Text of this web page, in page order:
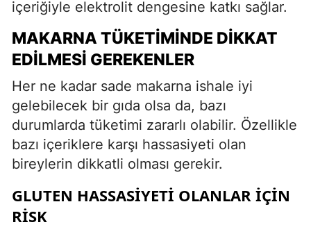
içeriğiyle elektrolit dengesine katkı sağlar.
MAKARNA TÜKETIMINDE DIKKAT
EDILMESI GEREKENLER
Her ne kadar sade makarna ishale iyi
gelebilecek bir gıda olsa da, bazı
durumlarda tüketimi zararlı olabilir. Özellikle
bazı içeriklere karşı hassasiyeti olan
bireylerin dikkatli olması gerekir.
GLUTEN HASSASIYETI OLANLAR İÇIN
RISK